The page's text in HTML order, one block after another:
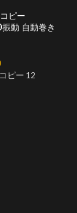
ピー
動 自動巻き
ピー 12